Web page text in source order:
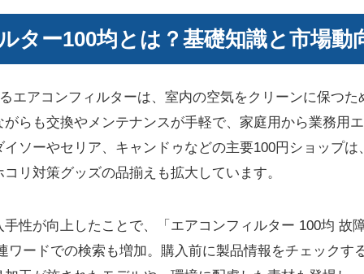
ター100均とは？基礎知識と市場動
エアコンフィルターは、室内の空気をクリーンに保つ
らも交換やメンテナンスが手軽で、家庭用から業務用
ソーやセリア、キャンドゥなどの主要100円ショップ
リ対策グッズの品揃えも拡大しています。
性が向上したことで、「エアコンフィルター 100均 故
ワードでの検索も増加。購入前に製品情報をチェックす